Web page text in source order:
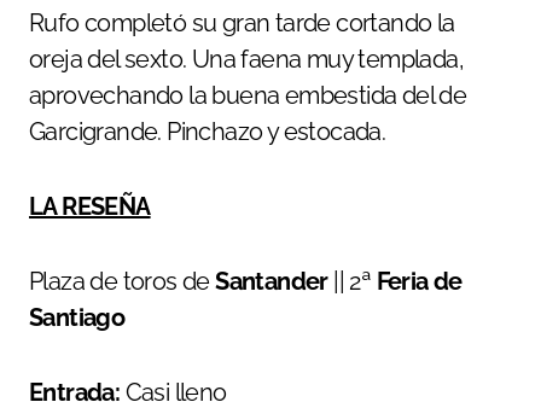
Rufo completó su gran tarde cortando la
oreja del sexto. Una faena muy templada,
aprovechando la buena embestida del de
Garcigrande. Pinchazo y estocada.
LA RESEÑA
Plaza de toros deSantander || 2ª Feria de
Santiago
Entrada: Casi lleno